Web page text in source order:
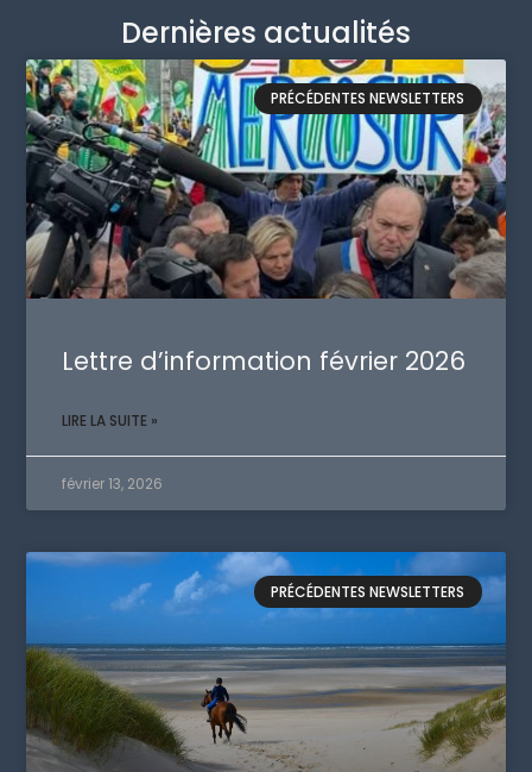
Dernières actualités
PRÉCÉDENTES NEWSLETTERS
Lettre d’information février 2026
LIRE LA SUITE »
février 13, 2026
PRÉCÉDENTES NEWSLETTERS